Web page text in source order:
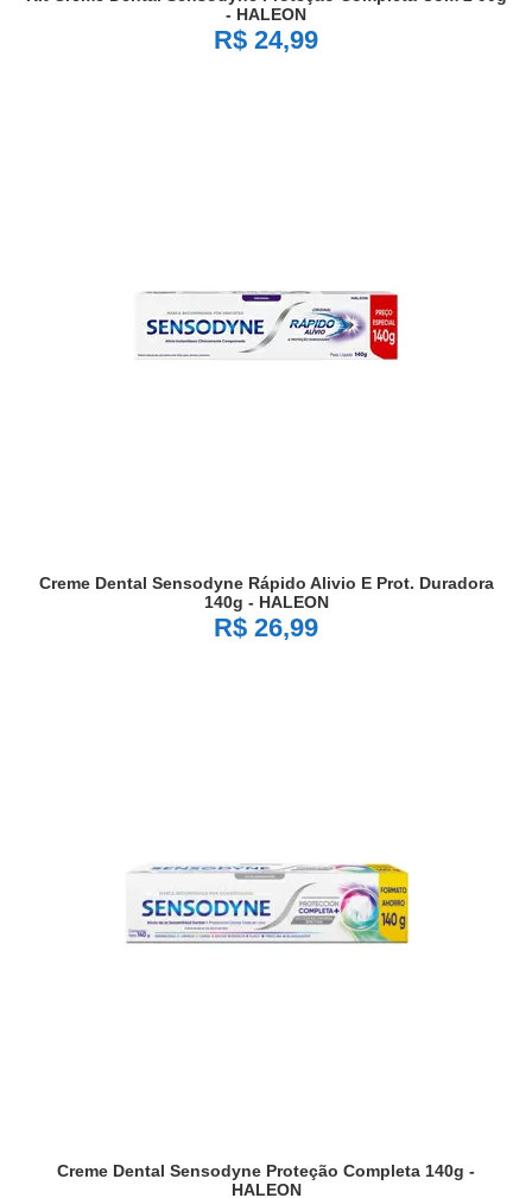
- HALEON
R$ 24,99
Creme Dental Sensodyne Rápido Alivio E Prot. Duradora
140g - HALEON
R$ 26,99
Creme Dental Sensodyne Proteção Completa 140g -
HALEON